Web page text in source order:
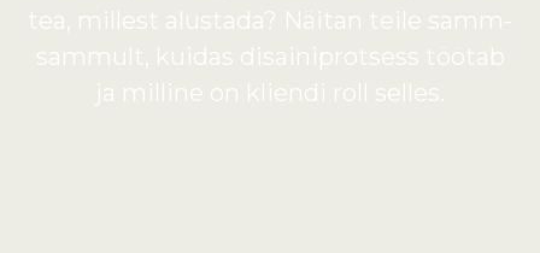
tea, millest alustada? Näitan teile samm-
sammult, kuidas disainiprotsess töötab
ja milline on kliendi roll selles.